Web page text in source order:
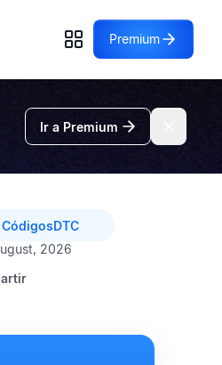
Premium
Ir a Premium
2026